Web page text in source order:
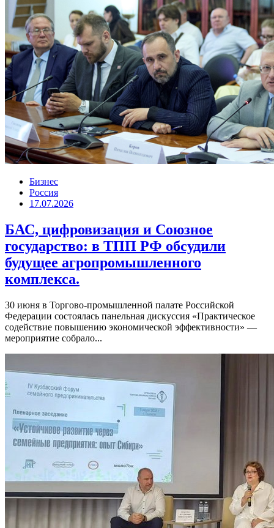
Бизнес
Россия
17.07.2026
БАС, цифровизация и Союзное
государство: в ТПП РФ обсудили
будущее агропромышленного
комплекса.
30 июня в Торгово-промышленной палате Российской
Федерации состоялась панельная дискуссия «Практическое
содействие повышению экономической эффективности» —
мероприятие собрало...